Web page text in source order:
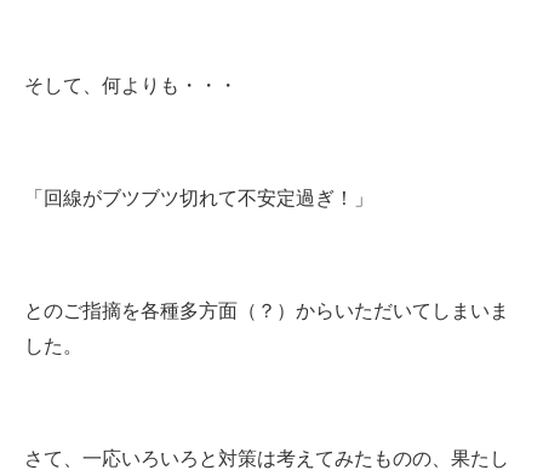
そして、何よりも・・・
「回線がブツブツ切れて不安定過ぎ！」
とのご指摘を各種多方面（？）からいただいてしまいま
した。
さて、一応いろいろと対策は考えてみたものの、果たし